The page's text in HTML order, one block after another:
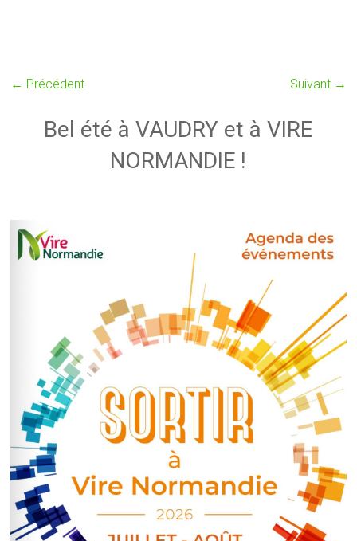
← Précédent Suivant →
Bel été à VAUDRY et à VIRE
NORMANDIE !